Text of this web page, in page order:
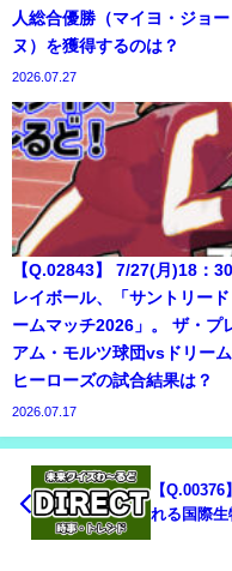
人総合優勝（マイヨ・ジョー
ヌ）を獲得するのは？
2026.07.27
【Q.02843】 7/27(月)18：
レイボール、「サントリード
ームマッチ2026」。 ザ・プ
アム・モルツ球団vsドリーム
ヒーローズの試合結果は？
2026.07.17
【
れる国際生